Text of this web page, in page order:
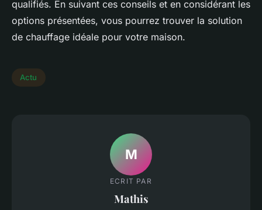
qualifiés. En suivant ces conseils et en considérant les
options présentées, vous pourrez trouver la solution
de chauffage idéale pour votre maison.
Actu
M
ECRIT PAR
Mathis